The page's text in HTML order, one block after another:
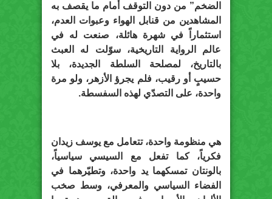
الضخم” من دون التوقف أمام ما يقصف به
المشاهدين من قنابل الهواء وعبوات العدم،
استثماراً في شهرة هائلة، صنعت له في
عالم الرواية التاريخية، سوّلت له العبث
بالتاريخ، لمصلحة السلطة الجديدة، بلا
حسيبٍ أو رقيب، فلم يجرؤ الأزهر، ولو مرة
واحدة، على التصدّي لهذه السفسطة.
هي منظومة واحدة، تتعامل مع يوسف زيدان
فكرياً، كما تفعل مع السيسي سياسياً،
بالونتان تمسكهما يد واحدة، وتطيّرهما في
الفضاء السياسي والمعرفي، وسط صخب